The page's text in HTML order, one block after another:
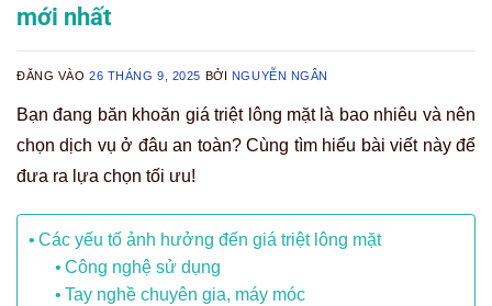
mới nhất
ĐĂNG VÀO26 THÁNG 9, 2025 BỞI NGUYỄN NGÂN
Bạn đang băn khoăn giá triệt lông mặt là bao nhiêu và nên
chọn dịch vụ ở đâu an toàn? Cùng tìm hiểu bài viết này để
đưa ra lựa chọn tối ưu!
Các yếu tố ảnh hưởng đến giá triệt lông mặt
Công nghệ sử dụng
Tay nghề chuyên gia, máy móc